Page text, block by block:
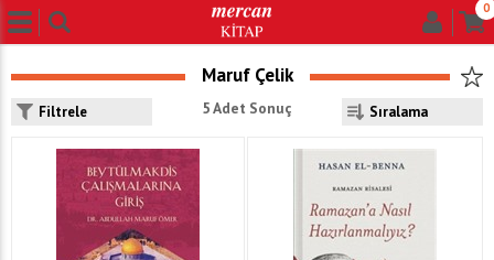
0
Maruf Çelik
Filtrele 5 Adet Sonuç